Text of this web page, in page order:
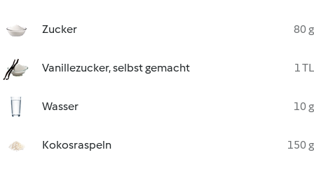
Zucker 80 g
Vanillezucker, selbst gemacht 1 TL
Wasser 10 g
Kokosraspeln 150 g